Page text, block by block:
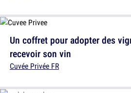
Un coffret pour adopter des
recevoir son vin
Cuvée Privée FR